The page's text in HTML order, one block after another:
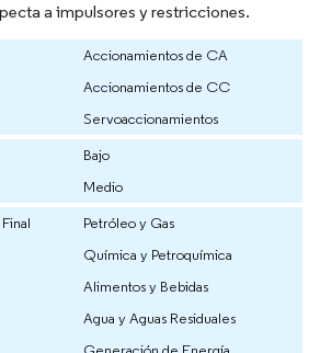
a impulsores y restricciones.
Accionamientos de CA
Accionamientos de CC
Servoaccionamientos
Bajo
Medio
Petróleo y Gas
Química y Petroquímica
Alimentos y Bebidas
Agua y Aguas Residuales